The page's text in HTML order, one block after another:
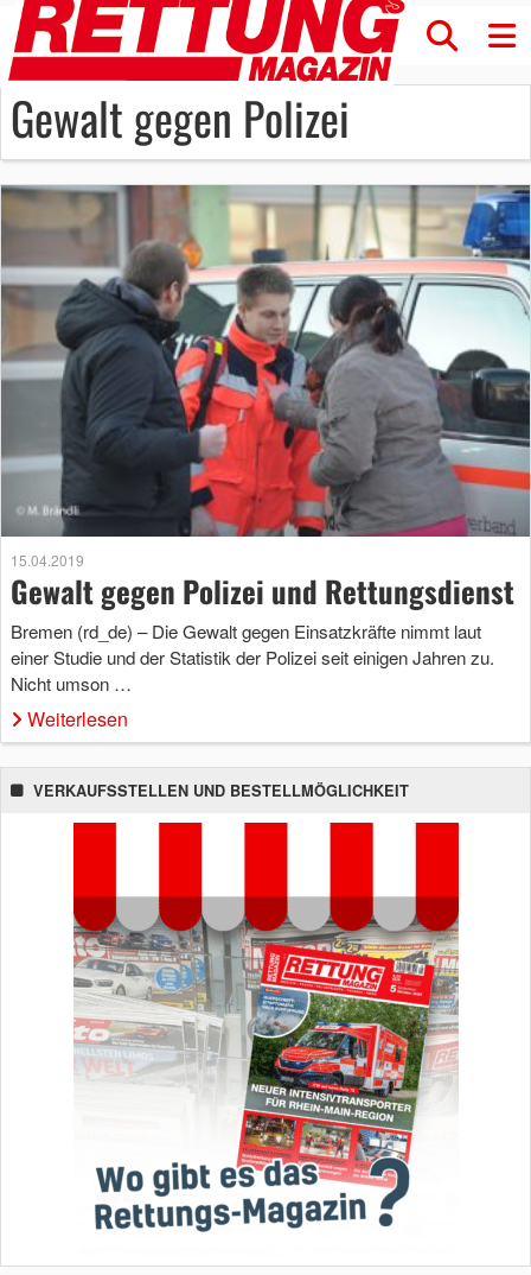
Gewalt gegen Polizei
15.04.2019
Gewalt gegen Polizei und Rettungsdienst
Bremen (rd_de) – Die Gewalt gegen Einsatzkräfte nimmt laut
einer Studie und der Statistik der Polizei seit einigen Jahren zu.
Nicht umson …
Weiterlesen
VERKAUFSSTELLEN UND BESTELLMÖGLICHKEIT